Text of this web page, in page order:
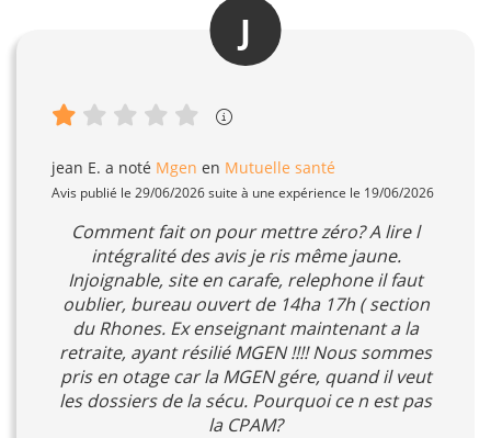
J
jean E. a noté Mgen en Mutuelle santé
Avis publié le 29/06/2026 suite à une expérience le 19/06/2026
Comment fait on pour mettre zéro? A lire l
intégralité des avis je ris même jaune.
Injoignable, site en carafe, relephone il faut
oublier, bureau ouvert de 14ha 17h ( section
du Rhones. Ex enseignant maintenant a la
retraite, ayant résilié MGEN !!!! Nous sommes
pris en otage car la MGEN gére, quand il veut
les dossiers de la sécu. Pourquoi ce n est pas
la CPAM?